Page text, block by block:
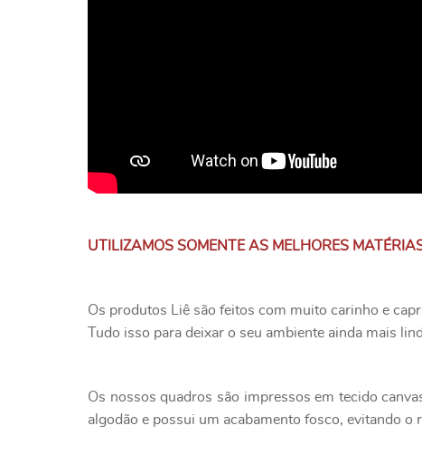
UTILIZAMOS SOMENTE AS MELHORES
Os produtos Liê são feitos com muito carinho e
Tudo isso para deixar o seu ambiente ainda mais
Os nossos quadros são impressos em tecido
algodão e possui um acabamento fosco, evitando